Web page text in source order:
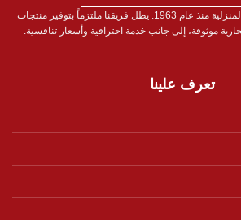
نُقدّم حلولاً موثوقة للأجهزة المنزلية منذ عام 1963. يظل فريقنا ملتزماً بتوفير منتجات
موثوقة، إلى جانب خدمة احترافية وأسعار تنافسية.
تعرف علينا